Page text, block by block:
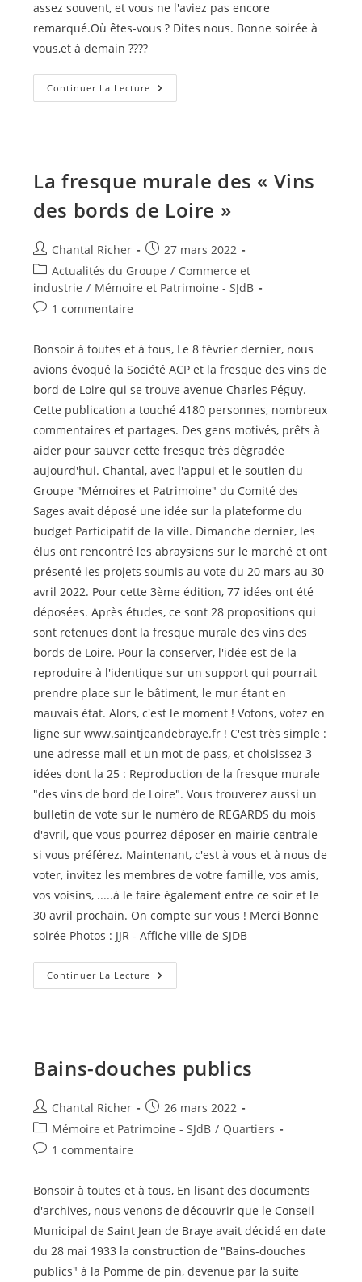
assez souvent, et vous ne l'aviez pas encore
remarqué.Où êtes-vous ? Dites nous. Bonne soirée à
vous,et à demain ????
Continuer La Lecture Où
Se
La fresque murale des « Vins
des bords de Loire »
Auteur/autrice
de
la
publication :
Chantal Richer
Publication
publiée :
27 mars 2022
Post
category:
Actualités du Groupe / Commerce et
industrie / Mémoire et Patrimoine - SJdB
Commentaires
la
1 commentaire
Bonsoir à toutes et à tous, Le 8 février dernier, nous
avions évoqué la Société ACP et la fresque des vins de
bord de Loire qui se trouve avenue Charles Péguy.
Cette publication a touché 4180 personnes, nombreux
commentaires et partages. Des gens motivés, prêts à
aider pour sauver cette fresque très dégradée
aujourd'hui. Chantal, avec l'appui et le soutien du
Groupe "Mémoires et Patrimoine" du Comité des
Sages avait déposé une idée sur la plateforme du
budget Participatif de la ville. Dimanche dernier, les
élus ont rencontré les abraysiens sur le marché et ont
présenté les projets soumis au vote du 20 mars au 30
avril 2022. Pour cette 3ème édition, 77 idées ont été
déposées. Après études, ce sont 28 propositions qui
sont retenues dont la fresque murale des vins des
bords de Loire. Pour la conserver, l'idée est de la
reproduire à l'identique sur un support qui pourrait
prendre place sur le bâtiment, le mur étant en
mauvais état. Alors, c'est le moment ! Votons, votez en
ligne sur www.saintjeandebraye.fr ! C'est très simple :
une adresse mail et un mot de pass, et choisissez 3
idées dont la 25 : Reproduction de la fresque murale
"des vins de bord de Loire". Vous trouverez aussi un
bulletin de vote sur le numéro de REGARDS du mois
d'avril, que vous pourrez déposer en mairie centrale
si vous préférez. Maintenant, c'est à vous et à nous de
voter, invitez les membres de votre famille, vos amis,
vos voisins, .....à le faire également entre ce soir et le
30 avril prochain. On compte sur vous ! Merci Bonne
soirée Photos : JJR - Affiche ville de SJDB
Continuer La Lecture La
Fresque
Loire »
Bains-douches publics
Auteur/autrice
de
la
publication :
Chantal Richer
Publication
publiée :
26 mars 2022
Post
category:
Mémoire et Patrimoine - SJdB / Quartiers
Commentaires
la
1 commentaire
Bonsoir à toutes et à tous, En lisant des documents
d'archives, nous venons de découvrir que le Conseil
Municipal de Saint Jean de Braye avait décidé en date
du 28 mai 1933 la construction de "Bains-douches
publics" à la Pomme de pin, devenue par la suite